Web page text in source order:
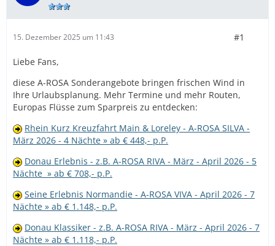
15. Dezember 2025 um 11:43 #1
Liebe Fans,
diese A-ROSA Sonderangebote bringen frischen Wind in
Ihre Urlaubsplanung. Mehr Termine und mehr Routen,
Europas Flüsse zum Sparpreis zu entdecken:
Rhein Kurz Kreuzfahrt Main & Loreley - A-ROSA SILVA -
März 2026 - 4 Nächte » ab € 448,- p.P.
Donau Erlebnis - z.B. A-ROSA RIVA - März - April 2026 - 5
Nächte » ab € 708,- p.P.
Seine Erlebnis Normandie - A-ROSA VIVA - April 2026 - 7
Nächte » ab € 1.148,- p.P.
Donau Klassiker - z.B. A-ROSA RIVA - März - April 2026 - 7
Nächte » ab € 1.118,- p.P.